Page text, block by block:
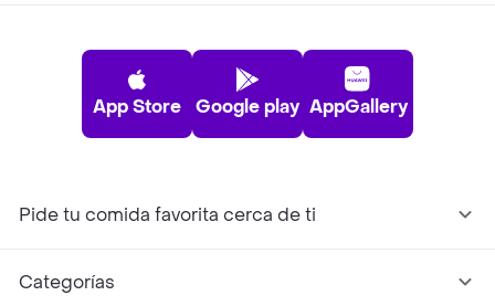
App Store Google play AppGallery
Pide tu comida favorita cerca de ti
Categorías